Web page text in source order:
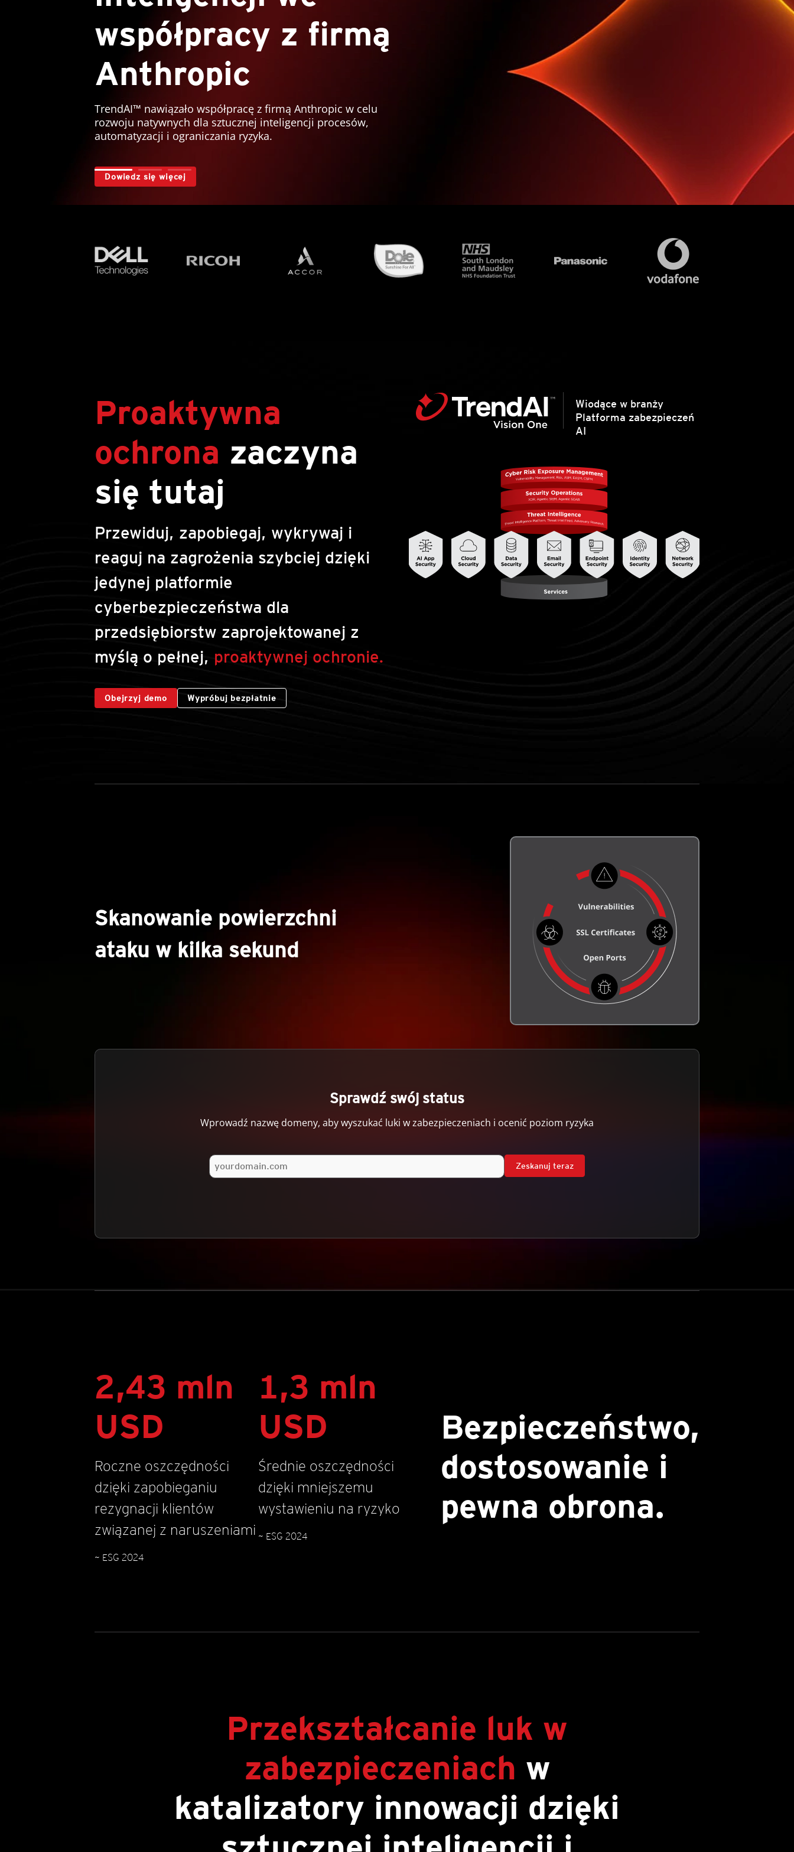
Proaktywna
ochrona zaczyna
się tutaj
Przewiduj, zapobiegaj, wykrywaj i
reaguj na zagrożenia szybciej dzięki
jedynej platformie
cyberbezpieczeństwa dla
przedsiębiorstw zaprojektowanej z
myślą o pełnej, proaktywnej ochronie.
Obejrzyj demo Wypróbuj bezpłatnie
Wiodące w branży
Platforma zabezpieczeń
AI
Skanowanie powierzchni
ataku w kilka sekund
Sprawdź swój status
Wprowadź nazwę domeny, aby wyszukać luki w zabezpieczeniach i ocenić poziom ryzyka
Zeskanuj teraz
2,43 mln
USD
Roczne oszczędności
dzięki zapobieganiu
rezygnacji klientów
związanej z naruszeniami
~ ESG 2024
1,3 mln
USD
Średnie oszczędności
dzięki mniejszemu
wystawieniu na ryzyko
~ ESG 2024
Bezpieczeństwo,
dostosowanie i
pewna obrona.
Przekształcanie luk w
zabezpieczeniach w
katalizatory innowacji dzięki